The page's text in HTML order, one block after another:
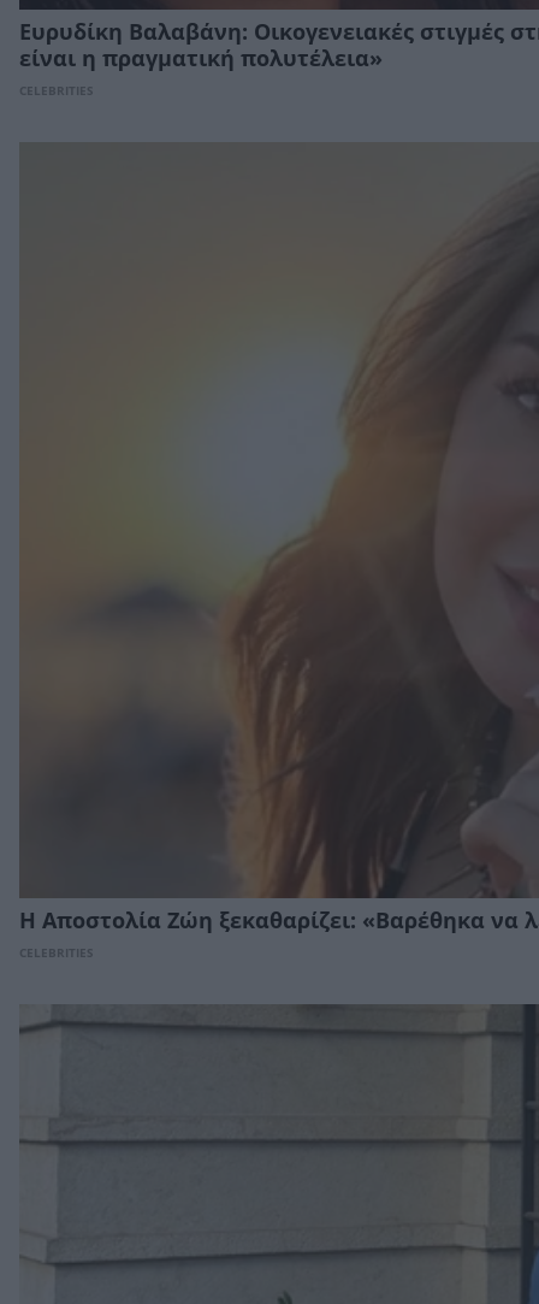
Ευρυδίκη Βαλαβάνη: Οικογενειακές στιγμές
είναι η πραγματική πολυτέλεια»
CELEBRITIES
Η Αποστολία Ζώη ξεκαθαρίζει: «Βαρέθηκα
CELEBRITIES